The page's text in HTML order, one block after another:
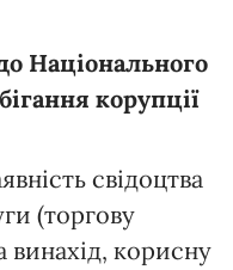
Національного
корупції
свідоцтва
(торгову
винахід, корисну